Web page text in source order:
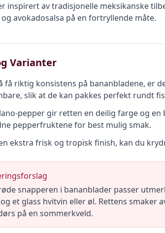
inspirert av tradisjonelle meksikanske
avokadosalsa på en fortryllende måte.
Varianter
få riktig konsistens på bananbladene, er
slik at de kan pakkes perfekt rundt
pepper gir retten en deilig farge og
pepperfruktene for best mulig smak.
ekstra frisk og tropisk finish, kan du
snapperen i bananblader passer
et glass hvitvin eller øl. Rettens smaker
på en sommerkveld.